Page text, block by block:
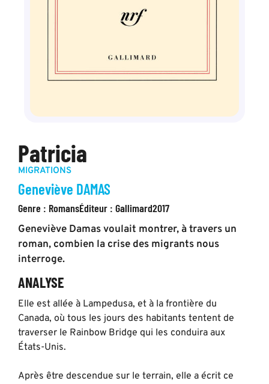
Patricia
MIGRATIONS
Geneviève DAMAS
Genre : RomansÉditeur : Gallimard2017
Geneviève Damas voulait montrer, à travers un
roman, combien la crise des migrants nous
interroge.
ANALYSE
Elle est allée à Lampedusa, et à la frontière du
Canada, où tous les jours des habitants tentent de
traverser le Rainbow Bridge qui les conduira aux
États-Unis.
Après être descendue sur le terrain, elle a écrit ce